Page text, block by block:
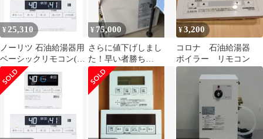
¥ 25,310
ノーリツ 石油給湯器用
ベーシックリモコン(イ
ンターホン付) RC-
J101PEマルチセット(T)
¥ 75,000
さらに値下げしまし
た！早い者勝ち
CORONA 石油給湯器
¥3,200
コロナ 石油給湯器
ボイラー リモコン